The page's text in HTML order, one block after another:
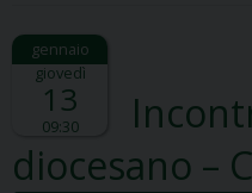
giovedì
13
09:30
diocesano –